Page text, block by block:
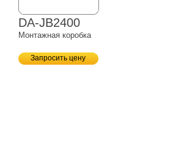
DA-JB2400
Монтажная коробка
Запросить цену